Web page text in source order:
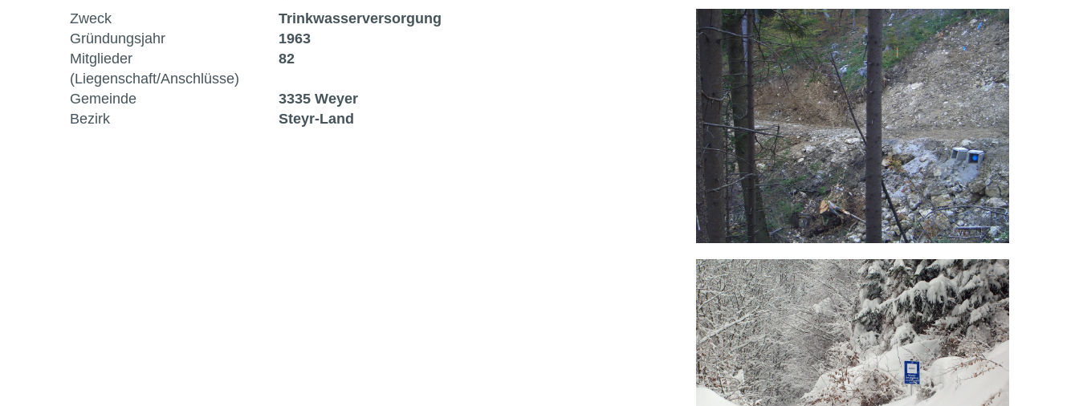
Zweck
Trinkwasserversorgung
Gründungsjahr
1963
Mitglieder
(Liegenschaft/Anschlüsse)
82
Gemeinde
3335 Weyer
Bezirk
Steyr-Land